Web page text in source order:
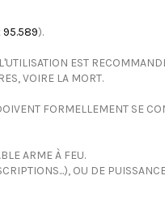
).
EST
VOIRE LA MORT.
FORMELLEMENT SE
ARME À FEU.
OU DE